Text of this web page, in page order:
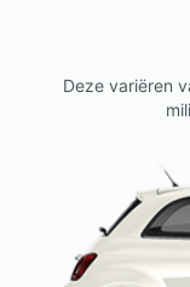
Deze variëren